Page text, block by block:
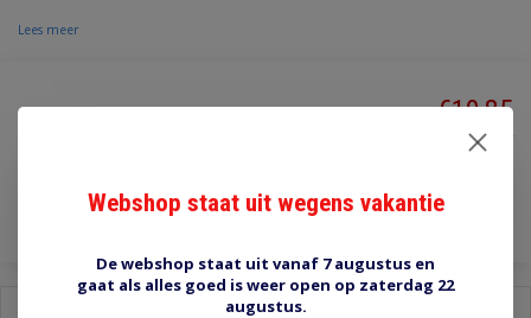
Lees meer
€10,85
Incl. btw
Webshop staat uit wegens vakantie
De webshop staat uit vanaf 7 augustus en
gaat als alles goed is weer open op zaterdag 22
augustus.